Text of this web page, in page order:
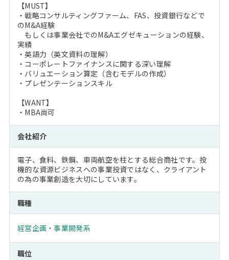
【MUST】
・戦略コンサルティングファーム、FAS、投資銀行などで
のM&A経験
もしくは事業会社でのM&Aエグゼキューションの経験、
実績
・英語力（英文資料の理解）
・コーポレートファイナンスに関する深い理解
・バリュエーション算定（含むモデルの作成）
・プレゼンテーションスキル
【WANT】
・MBA尚可
会社紹介
電子、食料、鉄鋼、車両航空を柱とする総合商社です。投
機的な資源ビジネスへの事業投資ではなく、クライアント
の為の事業創造を大切にしています。
職種
経営企画・事業開発系
職位